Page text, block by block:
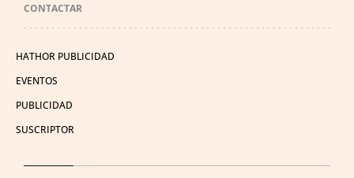
CONTACTAR
HATHOR PUBLICIDAD
EVENTOS
PUBLICIDAD
SUSCRIPTOR